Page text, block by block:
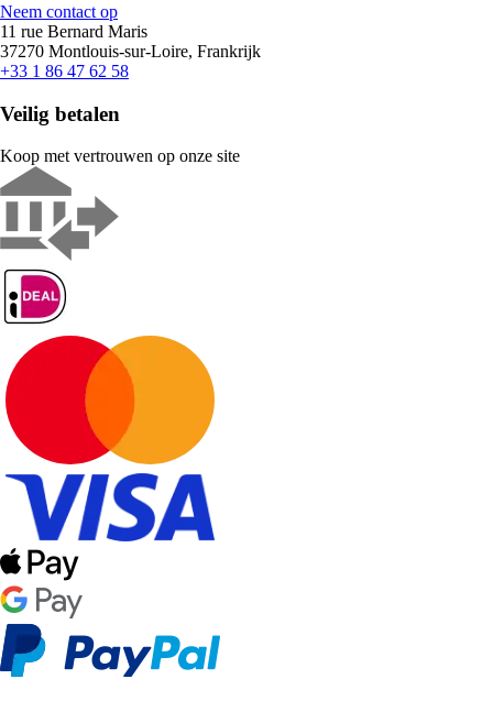
Neem contact op
11 rue Bernard Maris
37270 Montlouis-sur-Loire, Frankrijk
+33 1 86 47 62 58
Veilig betalen
Koop met vertrouwen op onze site